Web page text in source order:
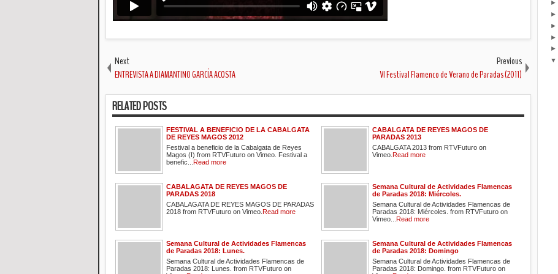
Next
ENTREVISTA A DIAMANTINO GARCÍA ACOSTA
Previous
VI Festival Flamenco de Verano de Paradas (2011)
RELATED POSTS
FESTIVAL A BENEFICIO DE LA CABALGATA
DE REYES MAGOS 2012
Festival a beneficio de la Cabalgata de Reyes
Magos (I) from RTVFuturo on Vimeo. Festival a
benefic... Read more
CABALGATA DE REYES MAGOS DE
PARADAS 2013
CABALGATA 2013 from RTVFuturo on
Vimeo. Read more
CABALAGATA DE REYES MAGOS DE
PARADAS 2018
CABALAGATA DE REYES MAGOS DE PARADAS
2018 from RTVFuturo on Vimeo. Read more
Semana Cultural de Actividades Flamencas
de Paradas 2018: Miércoles.
Semana Cultural de Actividades Flamencas de
Paradas 2018: Miércoles. from RTVFuturo on
Vimeo... Read more
Semana Cultural de Actividades Flamencas
de Paradas 2018: Lunes.
Semana Cultural de Actividades Flamencas de
Paradas 2018: Lunes. from RTVFuturo on
Semana Cultural de Actividades Flamencas
de Paradas 2018: Domingo
Semana Cultural de Actividades Flamencas de
Paradas 2018: Domingo. from RTVFuturo on
►
►
►
►
►
▼